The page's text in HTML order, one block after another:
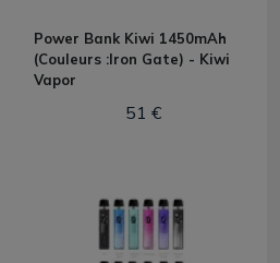
Power Bank Kiwi 1450mAh
(Couleurs :Iron Gate) - Kiwi
Vapor
51 €